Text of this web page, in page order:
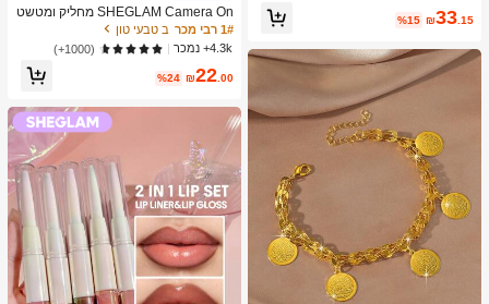
₪33.15
%15
SHEGLAM Camera On מחליק ומטשט
ש פריימר מותג יופי קוסמטיקה איפור לנש
ים ולנערות
1# רבי מכר
ב טבעי טון
4.3k+ נמכר
(1000+)
₪22.00
%24